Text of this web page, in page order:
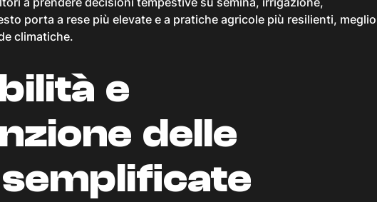
porta a rese più elevate e a pratiche agricole più resilienti, meglio
climatiche.
e
delle